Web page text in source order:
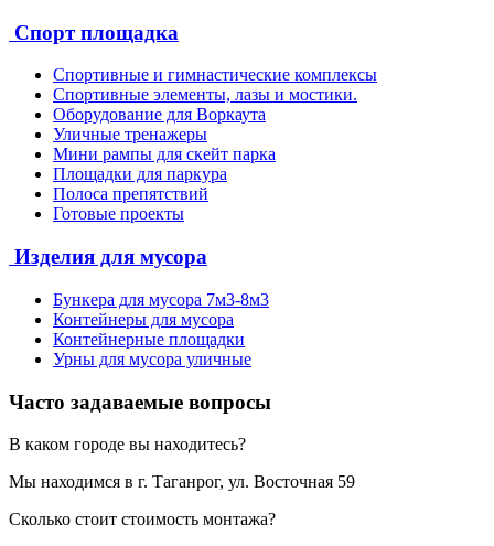
Спорт площадка
Спортивные и гимнастические комплексы
Спортивные элементы, лазы и мостики.
Оборудование для Воркаута
Уличные тренажеры
Мини рампы для скейт парка
Площадки для паркура
Полоса препятствий
Готовые проекты
Изделия для мусора
Бункера для мусора 7м3-8м3
Контейнеры для мусора
Контейнерные площадки
Урны для мусора уличные
Часто задаваемые вопросы
В каком городе вы находитесь?
Мы находимся в г. Таганрог, ул. Восточная 59
Сколько стоит стоимость монтажа?